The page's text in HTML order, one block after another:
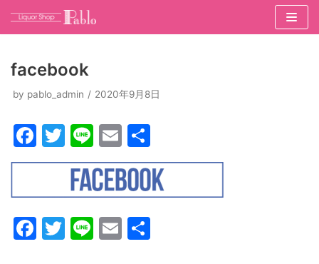
テ
ン
へ
ス
facebook
by pablo_admin 2020年9月8日
F
a
e
b
o
T
w
itt
er
Li
n
e
E
m
ai
l
有
F
T
Li E